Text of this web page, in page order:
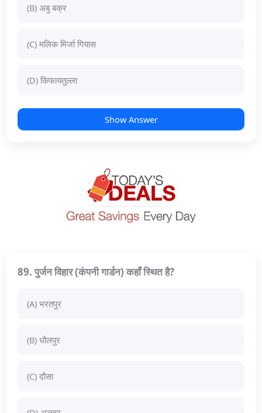
(B) अबु बक्र
(C) मलिक मिर्जा गियास
(D) किफायतुल्ला
Show Answer
89. पुर्जन विहार (कंपनी गार्डन) कहाँ स्थित है?
(A) भरतपुर
(B) धौलपुर
(C) दौसा